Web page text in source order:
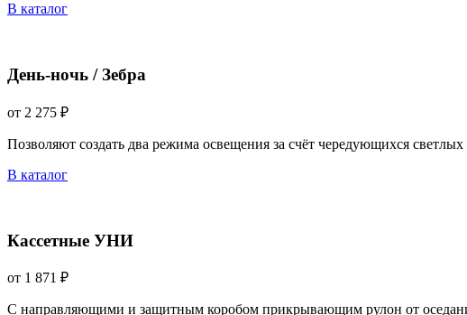
В каталог
День-ночь / Зебра
от 2 275 ₽
Позволяют создать два режима освещения за счёт чередующихся
В каталог
Кассетные УНИ
от 1 871 ₽
С направляющими и защитным коробом прикрывающим рулон от